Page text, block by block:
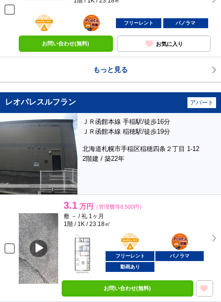
BunChinPAY
ポンタ
部屋
フリーレント パノラマ
お問い合わせ(無料) お気に入り
もっと見る
レオパレスルフラン アパート
ＪＲ函館本線 手稲駅/徒歩16分
ＪＲ函館本線 稲穂駅/徒歩19分
北海道札幌市手稲区稲穂四条２丁目 1-12
2階建 / 築22年
3.1 万円 （管理費等6,500円）
敷 － / 礼 1ヶ月
1階 / 1K / 23.18㎡
BunChinPAY
ポンタ
部屋
フリーレント
パノラマ
動画あり
お問い合わせ(無料)